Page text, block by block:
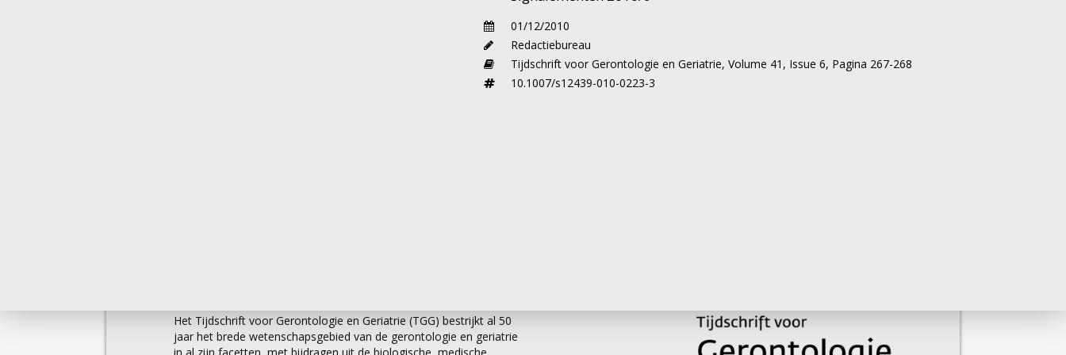
klinische geriatrie. Zij heeft nog bijgedragen aan het verkrijgen van opleidingsbevoegdheid van
de afdeling in Arnhem. Helaas kon zij de opleiding om gezondheidsredenen niet op zich
nemen. In 1985 legde zij haar functie neer. Terecht werd zij hetzelfde jaar koninklijk
01/12/2010
Redactiebureau
Tijdschrift voor Gerontologie en Geriatrie, Volume 41, Issue 6, Pagina 267-268
10.1007/s12439-010-0223-3
Het Tijdschrift voor Gerontologie en Geriatrie (TGG) bestrijkt al 50
jaar het brede wetenschapsgebied van de gerontologie en geriatrie